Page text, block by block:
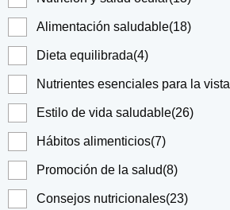
Alimentación saludable(18)
Dieta equilibrada(4)
Nutrientes esenciales para la vista
Estilo de vida saludable(26)
Hábitos alimenticios(7)
Promoción de la salud(8)
Consejos nutricionales(23)